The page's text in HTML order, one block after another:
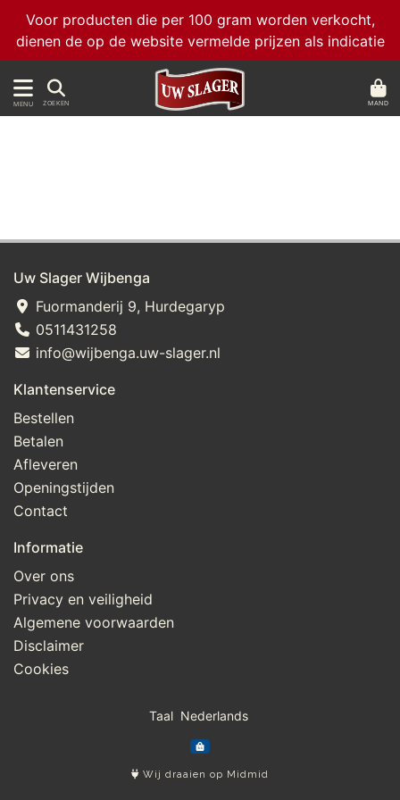
Voor producten die per 100 gram worden verkocht,
dienen de op de website vermelde prijzen als indicatie
MENU ZOEKEN MAND
Uw Slager Wijbenga
Fuormanderij 9, Hurdegaryp
0511431258
info@wijbenga.uw-slager.nl
Klantenservice
Bestellen
Betalen
Afleveren
Openingstijden
Contact
Informatie
Over ons
Privacy en veiligheid
Algemene voorwaarden
Disclaimer
Cookies
Taal
Wij draaien op Midmid